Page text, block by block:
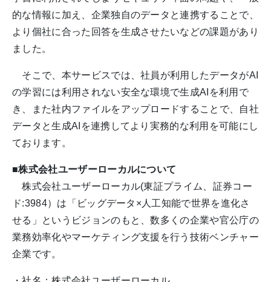
的な情報に加え、企業独自のデータと連携することで、
より個社に合った回答を生成させたいなどの課題があり
ました。
そこで、本サービスでは、社員が利用したデータがAI
の学習には利用されない安全な環境で生成AIを利用で
き、また社内ファイルをアップロードすることで、自社
データと生成AIを連携してより実務的な利用を可能にし
ております。
■株式会社ユーザーローカルについて
株式会社ユーザーローカル(東証プライム、証券コー
ド:3984）は「ビッグデータ×人工知能で世界を進化さ
せる」というビジョンのもと、数多くの企業や官公庁の
業務効率化やマーケティング支援を行う技術ベンチャー
企業です。